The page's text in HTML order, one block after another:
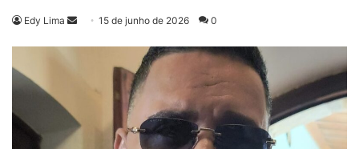
Edy Lima
Mande15 de junho de 2026 0